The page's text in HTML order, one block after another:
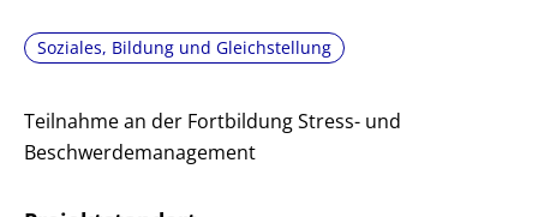
Soziales, Bildung und Gleichstellung
Teilnahme an der Fortbildung Stress- und
Beschwerdemanagement